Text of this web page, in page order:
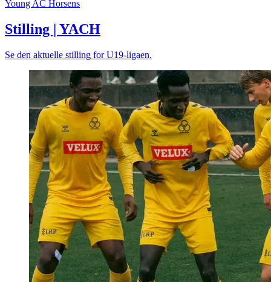
Young AC Horsens
Stilling | YACH
Se den aktuelle stilling for U19-ligaen.